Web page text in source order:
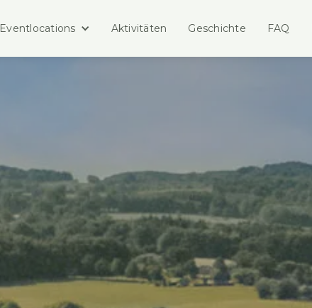
Eventlocations Aktivitäten Geschichte FAQ